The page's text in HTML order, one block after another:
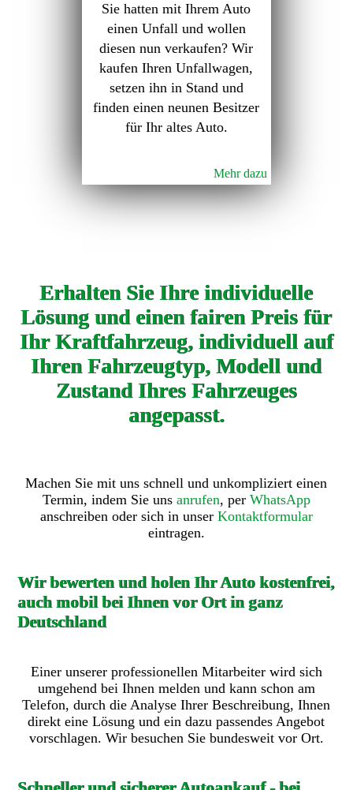
Sie hatten mit Ihrem Auto
einen Unfall und wollen
diesen nun verkaufen? Wir
kaufen Ihren Unfallwagen,
setzen ihn in Stand und
finden einen neunen Besitzer
für Ihr altes Auto.
Mehr dazu
Erhalten Sie Ihre individuelle
Lösung und einen fairen Preis für
Ihr Kraftfahrzeug, individuell auf
Ihren Fahrzeugtyp, Modell und
Zustand Ihres Fahrzeuges
angepasst.
Machen Sie mit uns schnell und unkompliziert einen
Termin, indem Sie uns anrufen, per WhatsApp
anschreiben oder sich in unser Kontaktformular
eintragen.
Wir bewerten und holen Ihr Auto kostenfrei,
auch mobil bei Ihnen vor Ort in ganz
Deutschland
Einer unserer professionellen Mitarbeiter wird sich
umgehend bei Ihnen melden und kann schon am
Telefon, durch die Analyse Ihrer Beschreibung, Ihnen
direkt eine Lösung und ein dazu passendes Angebot
vorschlagen. Wir besuchen Sie bundesweit vor Ort.